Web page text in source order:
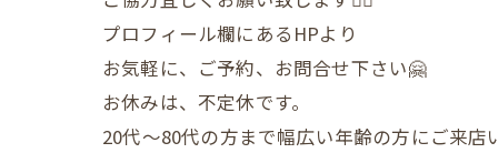
プロフィール欄にあるHPより
お気軽に、ご予約、お問合せ下さい🤗
お休みは、不定休です。
20代〜80代の方まで幅広い年齢の方にご来